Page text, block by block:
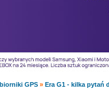
GPS » Era G1 - kilka pytań